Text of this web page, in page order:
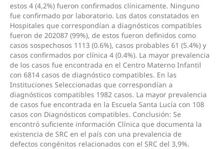
estos 4 (4,2%) fueron confirmados clínicamente. Ninguno
fue confirmado por laboratorio. Los datos constatados en
Hospitales que correspondían a diagnósticos compatibles
fueron de 202087 (99%), de estos fueron definidos como
casos sospechosos 1113 (0.6%), casos probables 61 (5.4%) y
casos confirmados por clínica 4 (0.4%). La mayor prevalencia
de los casos fue encontrada en el Centro Materno Infantil
con 6814 casos de diagnóstico compatibles. En las
Instituciones Seleccionadas que correspondían a
diagnósticos compatibles 1982 casos. La mayor prevalencia
de casos fue encontrada en la Escuela Santa Lucía con 108
casos con Diagnósticos compatibles. Conclusión: Se
encontró suficiente información Clínica que documenta la
existencia de SRC en el país con una prevalencia de
defectos congénitos relacionados con el SRC del 3,9%.